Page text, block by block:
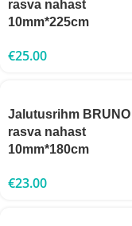
rasva nahast
10mm*225cm
€25.00
Jalutusrihm BRUNO
rasva nahast
10mm*180cm
€23.00